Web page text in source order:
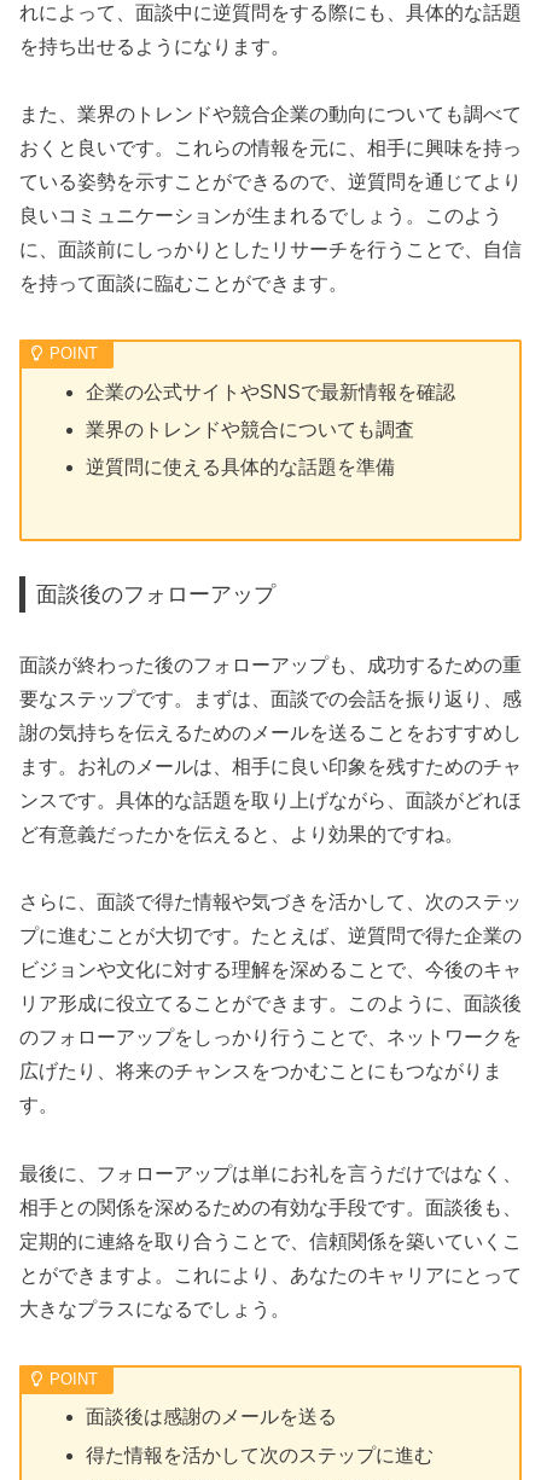
れによって、面談中に逆質問をする際にも、具体的な話題
を持ち出せるようになります。
また、業界のトレンドや競合企業の動向についても調べて
おくと良いです。これらの情報を元に、相手に興味を持っ
ている姿勢を示すことができるので、逆質問を通じてより
良いコミュニケーションが生まれるでしょう。このよう
に、面談前にしっかりとしたリサーチを行うことで、自信
を持って面談に臨むことができます。
企業の公式サイトやSNSで最新情報を確認
業界のトレンドや競合についても調査
逆質問に使える具体的な話題を準備
面談後のフォローアップ
面談が終わった後のフォローアップも、成功するための重
要なステップです。まずは、面談での会話を振り返り、感
謝の気持ちを伝えるためのメールを送ることをおすすめし
ます。お礼のメールは、相手に良い印象を残すためのチャ
ンスです。具体的な話題を取り上げながら、面談がどれほ
ど有意義だったかを伝えると、より効果的ですね。
さらに、面談で得た情報や気づきを活かして、次のステッ
プに進むことが大切です。たとえば、逆質問で得た企業の
ビジョンや文化に対する理解を深めることで、今後のキャ
リア形成に役立てることができます。このように、面談後
のフォローアップをしっかり行うことで、ネットワークを
広げたり、将来のチャンスをつかむことにもつながりま
す。
最後に、フォローアップは単にお礼を言うだけではなく、
相手との関係を深めるための有効な手段です。面談後も、
定期的に連絡を取り合うことで、信頼関係を築いていくこ
とができますよ。これにより、あなたのキャリアにとって
大きなプラスになるでしょう。
面談後は感謝のメールを送る
得た情報を活かして次のステップに進む